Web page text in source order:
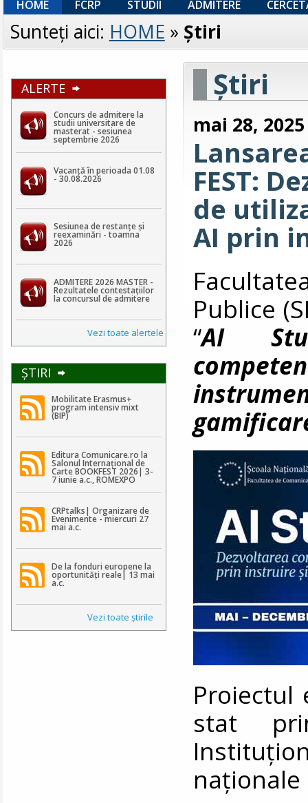
HOME FCRP STUDII ADMITERE
Sunteţi aici: HOME » Ştiri
ALERTE
Concurs de admitere la
studii universitare de
masterat - sesiunea
septembrie 2026
Vacanță în perioada 01.08
- 30.08.2026
Sesiunea de restanțe și
reexaminări - toamna
2026
ADMITERE 2026 MASTER -
Rezultatele contestaţiilor
la concursul de admitere
Vezi toate alertele
ŞTIRI
Mobilitate Erasmus+
program intensiv mixt
(BIP)
Editura Comunicare.ro la
Salonul Internațional de
Carte BOOKFEST 2026| 3-
7 iunie a.c., ROMEXPO
CRPtalks| Organizare de
Evenimente - miercuri 27
mai a.c.
De la fonduri europene la
oportunități reale| 13 mai
a.c.
Vezi toate ştirile
Ştiri
mai 28, 2025
FEST:
de
AI prin
Publice
“AI
Proiectul
stat
naționale